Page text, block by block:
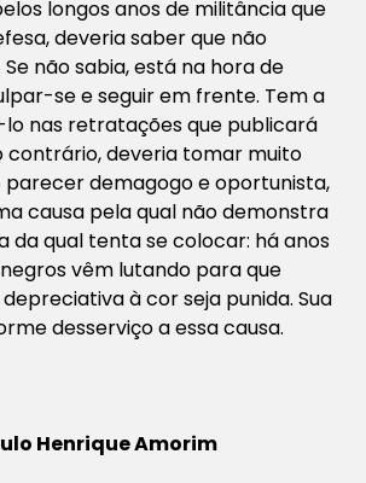
longos anos de militância que
deveria saber que não
não sabia, está na hora de
se e seguir em frente. Tem a
nas retratações que publicará
contrário, deveria tomar muito
parecer demagogo e oportunista,
causa pela qual não demonstra
da qual tenta se colocar: há anos
vêm lutando para que
à cor seja punida. Sua
desserviço a essa causa.
Henrique Amorim